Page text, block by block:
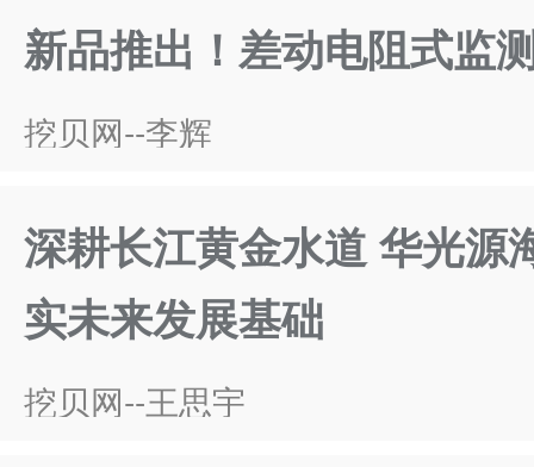
新品推出！差动电阻式监
挖贝网--李辉
深耕长江黄金水道 华光源
实未来发展基础
挖贝网--王思宇